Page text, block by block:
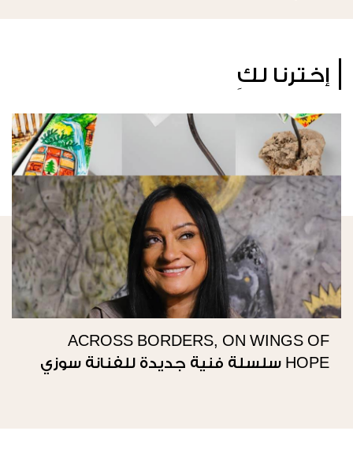
إخترنا لكِ
ACROSS BORDERS, ON WINGS OF
HOPE سلسلة فنية جديدة للفنانة سوزي